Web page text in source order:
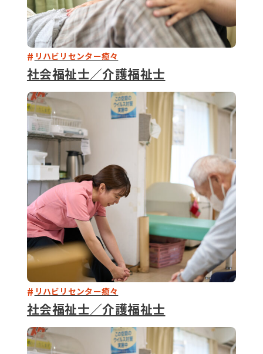
リハビリセンター癒々
社会福祉士／介護福祉士
リハビリセンター癒々
社会福祉士／介護福祉士